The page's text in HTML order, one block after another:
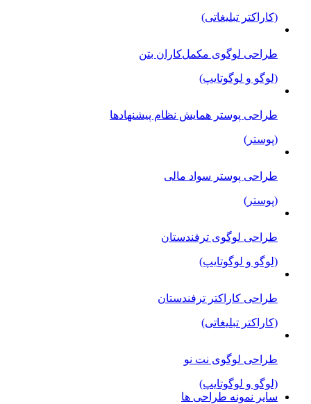
(کاراکتر تبلیغاتی)
طراحی لوگوی مکمل‌کاران بتن
(لوگو و لوگوتایپ)
طراحی پوستر همایش نظام پیشنهادها
(پوستر)
طراحی پوستر سواد مالی
(پوستر)
طراحی لوگوی ترفندستان
(لوگو و لوگوتایپ)
طراحی کاراکتر ترفندستان
(کاراکتر تبلیغاتی)
طراحی لوگوی نت نو
(لوگو و لوگوتایپ)
سایر نمونه طراحی ها